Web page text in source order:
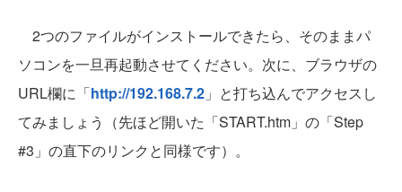
2つのファイルがインストールできたら、そのままパ
ソコンを一旦再起動させてください。次に、ブラウザの
URL欄に「http://192.168.7.2 」と打ち込んでアクセスし
てみましょう（先ほど開いた「START.htm」の「Step
#3」の直下のリンクと同様です）。